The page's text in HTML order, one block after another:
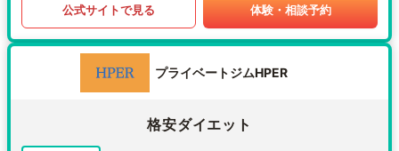
公式サイトで見る 体験・相談予約
プライベートジムHPER
格安ダイエット